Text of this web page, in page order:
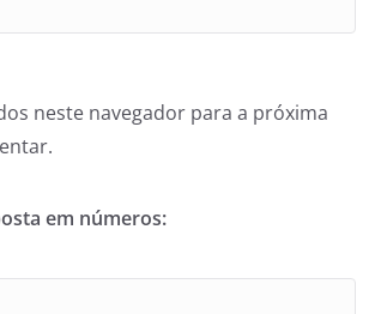
neste navegador para a próxima
em números: